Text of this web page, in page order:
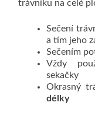
trávníku na celé
Sečení
a tím jeho
Sečením
Vždy
sekačky
Okrasný
délky